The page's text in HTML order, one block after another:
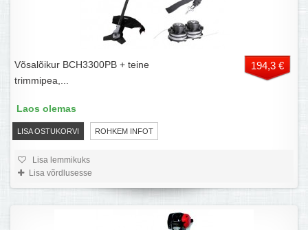
Võsalõikur BCH3300PB + teine
trimmipea,...
194,3 €
LISA OSTUKORVI ROHKEM INFOT
Laos olemas
Lisa lemmikuks
Lisa võrdlusesse